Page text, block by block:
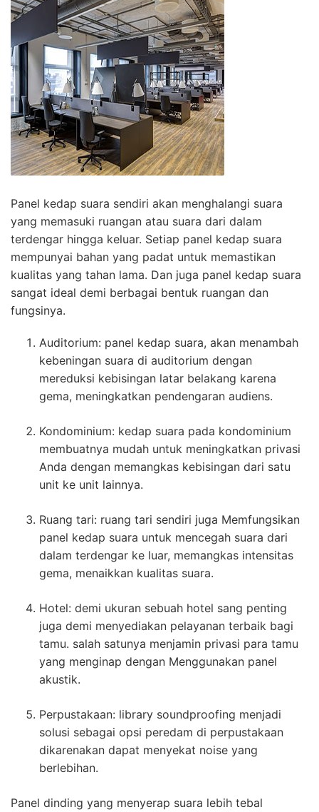
Panel kedap suara sendiri akan menghalangi suara
yang memasuki ruangan atau suara dari dalam
terdengar hingga keluar. Setiap panel kedap suara
mempunyai bahan yang padat untuk memastikan
kualitas yang tahan lama. Dan juga panel kedap suara
sangat ideal demi berbagai bentuk ruangan dan
fungsinya.
Auditorium: panel kedap suara, akan menambah
kebeningan suara di auditorium dengan
mereduksi kebisingan latar belakang karena
gema, meningkatkan pendengaran audiens.
Kondominium: kedap suara pada kondominium
membuatnya mudah untuk meningkatkan privasi
Anda dengan memangkas kebisingan dari satu
unit ke unit lainnya.
Ruang tari: ruang tari sendiri juga Memfungsikan
panel kedap suara untuk mencegah suara dari
dalam terdengar ke luar, memangkas intensitas
gema, menaikkan kualitas suara.
Hotel: demi ukuran sebuah hotel sang penting
juga demi menyediakan pelayanan terbaik bagi
tamu. salah satunya menjamin privasi para tamu
yang menginap dengan Menggunakan panel
akustik.
Perpustakaan: library soundproofing menjadi
solusi sebagai opsi peredam di perpustakaan
dikarenakan dapat menyekat noise yang
berlebihan.
Panel dinding yang menyerap suara lebih tebal